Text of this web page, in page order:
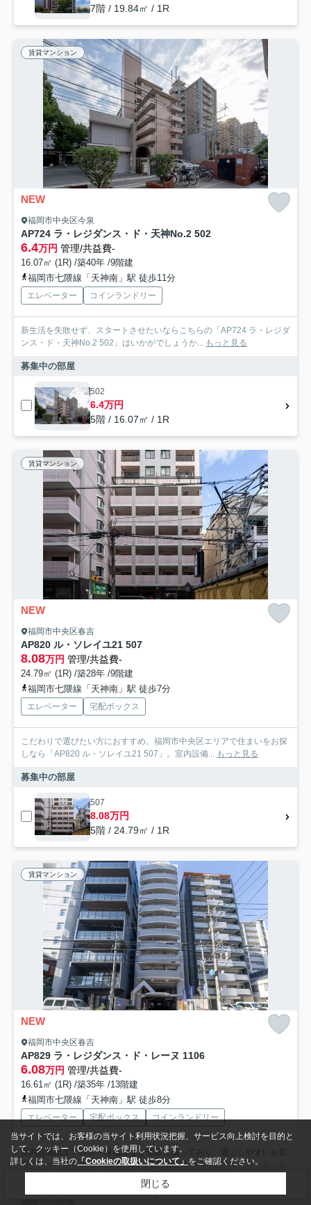
7階 / 19.84㎡ / 1R
賃貸マンション
NEW
福岡市中央区今泉
AP724 ラ・レジダンス・ド・天神No.2 502
6.4万円 管理/共益費-
16.07㎡ (1R) /築40年 /9階建
福岡市七隈線「天神南」駅 徒歩11分
エレベーター コインランドリー
新生活を失敗せず、スタートさせたいならこちらの「AP724 ラ・レジダ
ンス・ド・天神No.2 502」はいかがでしょうか...
もっと見る
募集中の部屋
502
6.4万円
5階 / 16.07㎡ / 1R
賃貸マンション
NEW
福岡市中央区春吉
AP820 ル・ソレイユ21 507
8.08万円 管理/共益費-
24.79㎡ (1R) /築28年 /9階建
福岡市七隈線「天神南」駅 徒歩7分
エレベーター 宅配ボックス
こだわりで選びたい方におすすめ。福岡市中央区エリアで住まいをお探
しなら「AP820 ル・ソレイユ21 507」。室内設備...
もっと見る
募集中の部屋
507
8.08万円
5階 / 24.79㎡ / 1R
賃貸マンション
NEW
福岡市中央区春吉
AP829 ラ・レジダンス・ド・レーヌ 1106
6.08万円 管理/共益費-
16.61㎡ (1R) /築35年 /13階建
福岡市七隈線「天神南」駅 徒歩8分
エレベーター 宅配ボックス コインランドリー
室内設備はエアコン・冷蔵庫など豊富に揃っており、過ごしやすいお部
屋になっております。玄関先まで覗き穴を覗きに行かなくても...
当サイトでは、お客様の当サイト利用状況把握、サービス向上検討を目的と
して、クッキー（Cookie）を使用しています。
詳しくは、当社の 「Cookieの取扱いについて」 をご確認ください。
閉じる